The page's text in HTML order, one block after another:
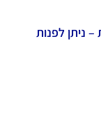
ניתן לפנות